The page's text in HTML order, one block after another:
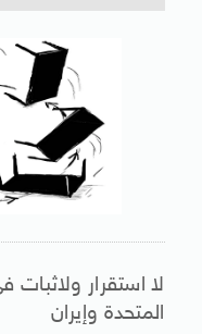
لا استقرار
المتحدة وإيران